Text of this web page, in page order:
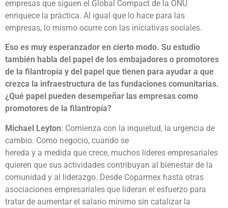
empresas que siguen el Global Compact de la ONU
enriquece la práctica. Al igual que lo hace para las
empresas, lo mismo ocurre con las iniciativas sociales.
Eso es muy esperanzador en cierto modo. Su estudio
también habla del papel de los embajadores o promotores
de la filantropía y del papel que tienen para ayudar a que
crezca la infraestructura de las fundaciones comunitarias.
¿Qué papel pueden desempeñar las empresas como
promotores de la filantropía?
Michael Leyton: Comienza con la inquietud, la urgencia de
cambio. Como negocio, cuando se
hereda y a medida que crece, muchos líderes empresariales
quieren que sus actividades contribuyan al bienestar de la
comunidad y al liderazgo. Desde Coparmex hasta otras
asociaciones empresariales que lideran el esfuerzo para
tratar de aumentar el salario mínimo sin catalizar la